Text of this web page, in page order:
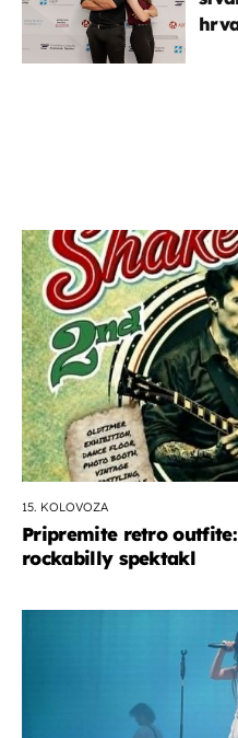
15. KOLOVOZA
Pripremite retro
rockabilly spektakl